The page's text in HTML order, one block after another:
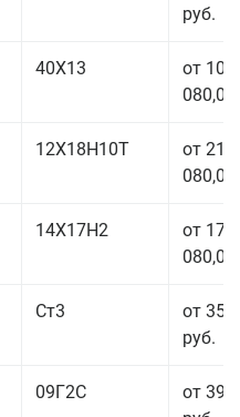
руб.
40Х13
от 103
080,00
12Х18Н10Т
от 210
080,00
14Х17Н2
от 175
080,00
Ст3
от 35
руб.
09Г2С
от 39